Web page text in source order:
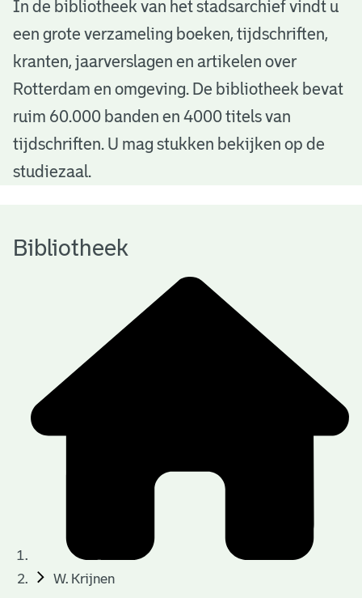
B
b
o
h
In de bibliotheek van het stadsarchief vindt u
een grote verzameling boeken, tijdschriften,
kranten, jaarverslagen en artikelen over
Rotterdam en omgeving. De bibliotheek bevat
ruim 60.000 banden en 4000 titels van
tijdschriften. U mag stukken bekijken op de
studiezaal.
Bibliotheek
W. Krijnen